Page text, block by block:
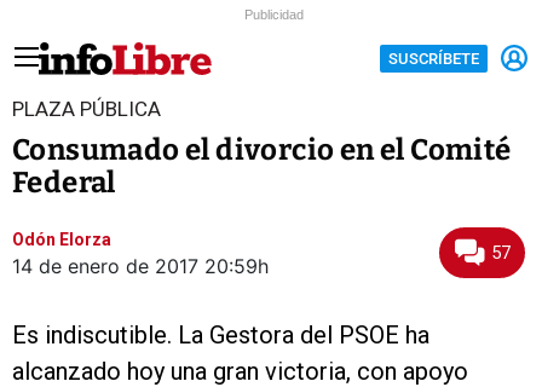
Publicidad
SUSCRÍBETE
PLAZA PÚBLICA
Consumado el divorcio en el Comité
Federal
Odón Elorza
14 de enero de 2017 20:59h
57
Es indiscutible. La Gestora del PSOE ha
alcanzado hoy una gran victoria, con apoyo